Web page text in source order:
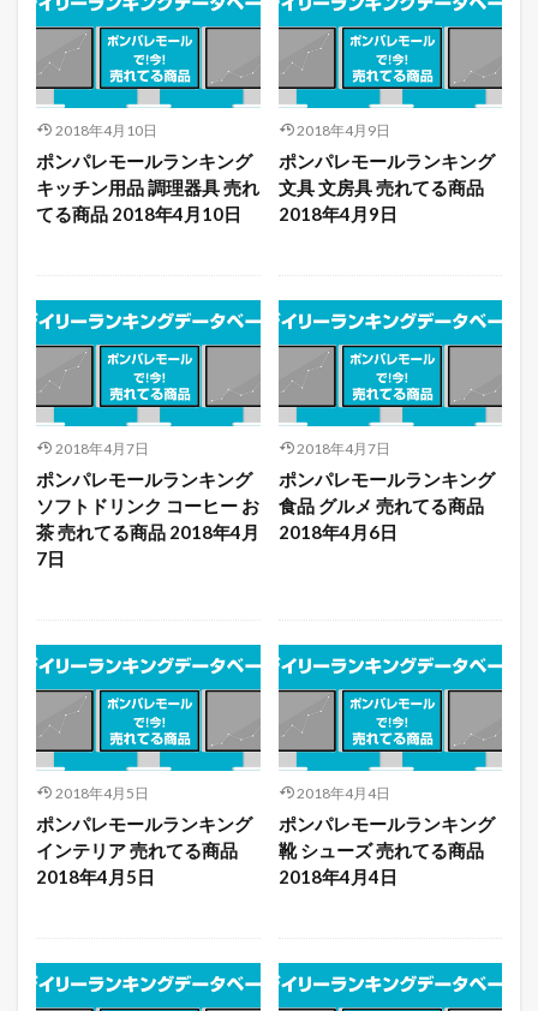
2018年4月10日
ポンパレモールランキング
キッチン用品 調理器具 売れ
てる商品 2018年4月10日
2018年4月9日
ポンパレモールランキング
文具 文房具 売れてる商品
2018年4月9日
2018年4月7日
ポンパレモールランキング
ソフトドリンク コーヒー お
茶 売れてる商品 2018年4月
7日
2018年4月7日
ポンパレモールランキング
食品 グルメ 売れてる商品
2018年4月6日
2018年4月5日
ポンパレモールランキング
インテリア 売れてる商品
2018年4月5日
2018年4月4日
ポンパレモールランキング
靴 シューズ 売れてる商品
2018年4月4日